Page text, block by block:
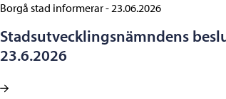
Borgå stad informerar-23.06.2026
Stadsutvecklingsnämndens
23.6.2026